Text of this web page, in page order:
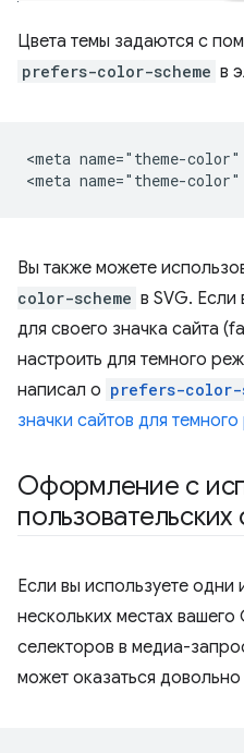
Цвета темы задаются с
prefers-color-scheme в
<meta name="theme-
Вы также можете
color-scheme в SVG. Если
для своего значка сайта
настроить для темного
написал о prefers-color-
значки сайтов для
Оформление с
пользовательских
Если вы используете одни
нескольких местах
селекторов в медиа-
может оказаться